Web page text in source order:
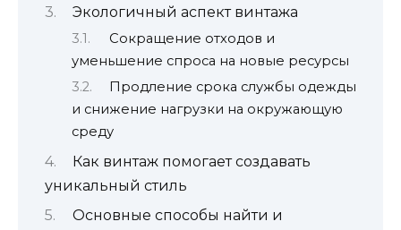
Экологичный аспект винтажа
Сокращение отходов и
уменьшение спроса на новые ресурсы
Продление срока службы одежды
и снижение нагрузки на окружающую
среду
Как винтаж помогает создавать
уникальный стиль
Основные способы найти и